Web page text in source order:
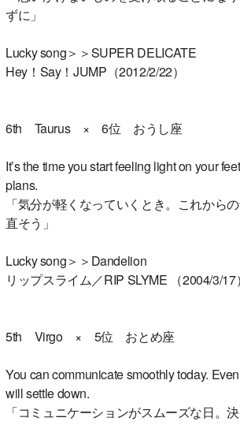
ずに」
Lucky song＞＞SUPER DELICATE
Hey！Say！JUMP（2012/2/22）
6th Taurus × 6位 おうし座
It’s the time you start feeling light on your
plans.
「気分が軽くなっていくとき。これから
直そう」
Lucky song＞＞Dandelion
リップスライム／RIP SLYME （2004/3/17）
5th Virgo × 5位 おとめ座
You can communicate smoothly today.
will settle down.
「コミュニケーションがスムーズな日。